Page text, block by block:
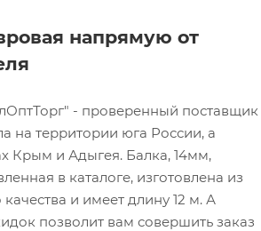
напрямую от
- проверенный поставщик
на территории юга России, а
Крым и Адыгея. Балка, 14мм,
в каталоге, изготовлена из
и имеет длину 12 м. А
позволит вам совершить заказ